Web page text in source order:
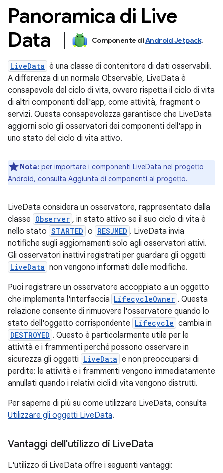
Panoramica di Live
Data
Componente diAndroid Jetpack.
LiveData è una classe di contenitore di dati osservabili.
A differenza di un normale Observable, LiveData è
consapevole del ciclo di vita, ovvero rispetta il ciclo di vita
di altri componenti dell'app, come attività, fragment o
servizi. Questa consapevolezza garantisce che LiveData
aggiorni solo gli osservatori dei componenti dell'app in
uno stato del ciclo di vita attivo.
Nota: per importare i componenti LiveData nel progetto
Android, consulta Aggiunta di componenti al progetto.
LiveData considera un osservatore, rappresentato dalla
classe Observer , in stato attivo se il suo ciclo di vita è
nello stato STARTED o RESUMED . LiveData invia
notifiche sugli aggiornamenti solo agli osservatori attivi.
Gli osservatori inattivi registrati per guardare gli oggetti
LiveData non vengono informati delle modifiche.
Puoi registrare un osservatore accoppiato a un oggetto
che implementa l'interfaccia LifecycleOwner . Questa
relazione consente di rimuovere l'osservatore quando lo
stato dell'oggetto corrispondente Lifecycle cambia in
DESTROYED . Questo è particolarmente utile per le
attività e i frammenti perché possono osservare in
sicurezza gli oggetti LiveData e non preoccuparsi di
perdite: le attività e i frammenti vengono immediatamente
annullati quando i relativi cicli di vita vengono distrutti.
Per saperne di più su come utilizzare LiveData, consulta
Utilizzare gli oggetti LiveData.
Vantaggi dell'utilizzo di LiveData
L'utilizzo di LiveData offre i seguenti vantaggi: